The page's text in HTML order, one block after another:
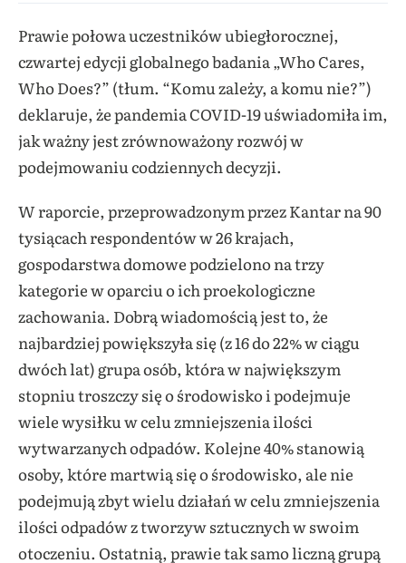
Prawie połowa uczestników ubiegłorocznej,
czwartej edycji globalnego badania „Who Cares,
Who Does?” (tłum. “Komu zależy, a komu nie?”)
deklaruje, że pandemia COVID-19 uświadomiła im,
jak ważny jest zrównoważony rozwój w
podejmowaniu codziennych decyzji.
W raporcie, przeprowadzonym przez Kantar na 90
tysiącach respondentów w 26 krajach,
gospodarstwa domowe podzielono na trzy
kategorie w oparciu o ich proekologiczne
zachowania. Dobrą wiadomością jest to, że
najbardziej powiększyła się (z 16 do 22% w ciągu
dwóch lat) grupa osób, która w największym
stopniu troszczy się o środowisko i podejmuje
wiele wysiłku w celu zmniejszenia ilości
wytwarzanych odpadów. Kolejne 40% stanowią
osoby, które martwią się o środowisko, ale nie
podejmują zbyt wielu działań w celu zmniejszenia
ilości odpadów z tworzyw sztucznych w swoim
otoczeniu. Ostatnią, prawie tak samo liczną grupą